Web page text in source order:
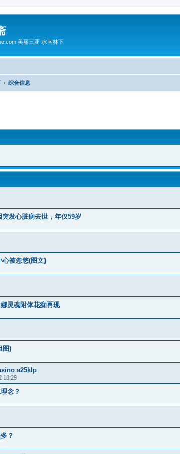
美丽三亚 水南林下
综合信息
发心脏病去世，年仅59岁
心被忽悠(图文)
灵魂附体花痴再现
图)
a25klp
18:29
念？
？